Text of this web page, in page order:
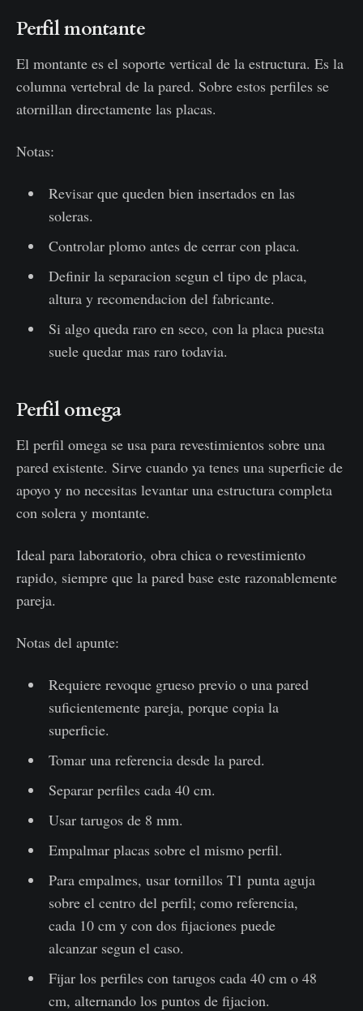
Perfil montante
El montante es el soporte vertical de la estructura. Es la
columna vertebral de la pared. Sobre estos perfiles se
atornillan directamente las placas.
Notas:
Revisar que queden bien insertados en las
soleras.
Controlar plomo antes de cerrar con placa.
Definir la separacion segun el tipo de placa,
altura y recomendacion del fabricante.
Si algo queda raro en seco, con la placa puesta
suele quedar mas raro todavia.
Perfil omega
El perfil omega se usa para revestimientos sobre una
pared existente. Sirve cuando ya tenes una superficie de
apoyo y no necesitas levantar una estructura completa
con solera y montante.
Ideal para laboratorio, obra chica o revestimiento
rapido, siempre que la pared base este razonablemente
pareja.
Notas del apunte:
Requiere revoque grueso previo o una pared
suficientemente pareja, porque copia la
superficie.
Tomar una referencia desde la pared.
Separar perfiles cada 40 cm.
Usar tarugos de 8 mm.
Empalmar placas sobre el mismo perfil.
Para empalmes, usar tornillos T1 punta aguja
sobre el centro del perfil; como referencia,
cada 10 cm y con dos fijaciones puede
alcanzar segun el caso.
Fijar los perfiles con tarugos cada 40 cm o 48
cm, alternando los puntos de fijacion.